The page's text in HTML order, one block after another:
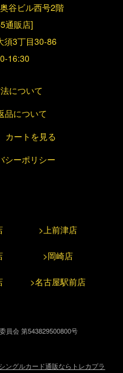
谷ビル西号2階
通販店]
須3丁目30-86
16:30
について
品について
カートを見る
シーポリシー
>上前津店
>岡崎店
>名古屋駅前店
員会 第543829500800号
ングルカード通販ならトレカプラ